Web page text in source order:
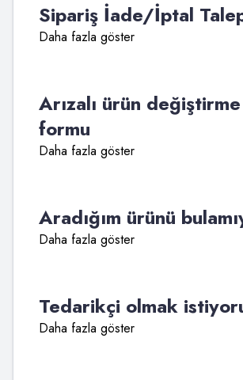
Sipariş İade/İptal
Daha fazla göster
Arızalı ürün
formu
Daha fazla göster
Aradığım ürünü
Daha fazla göster
Tedarikçi olmak
Daha fazla göster